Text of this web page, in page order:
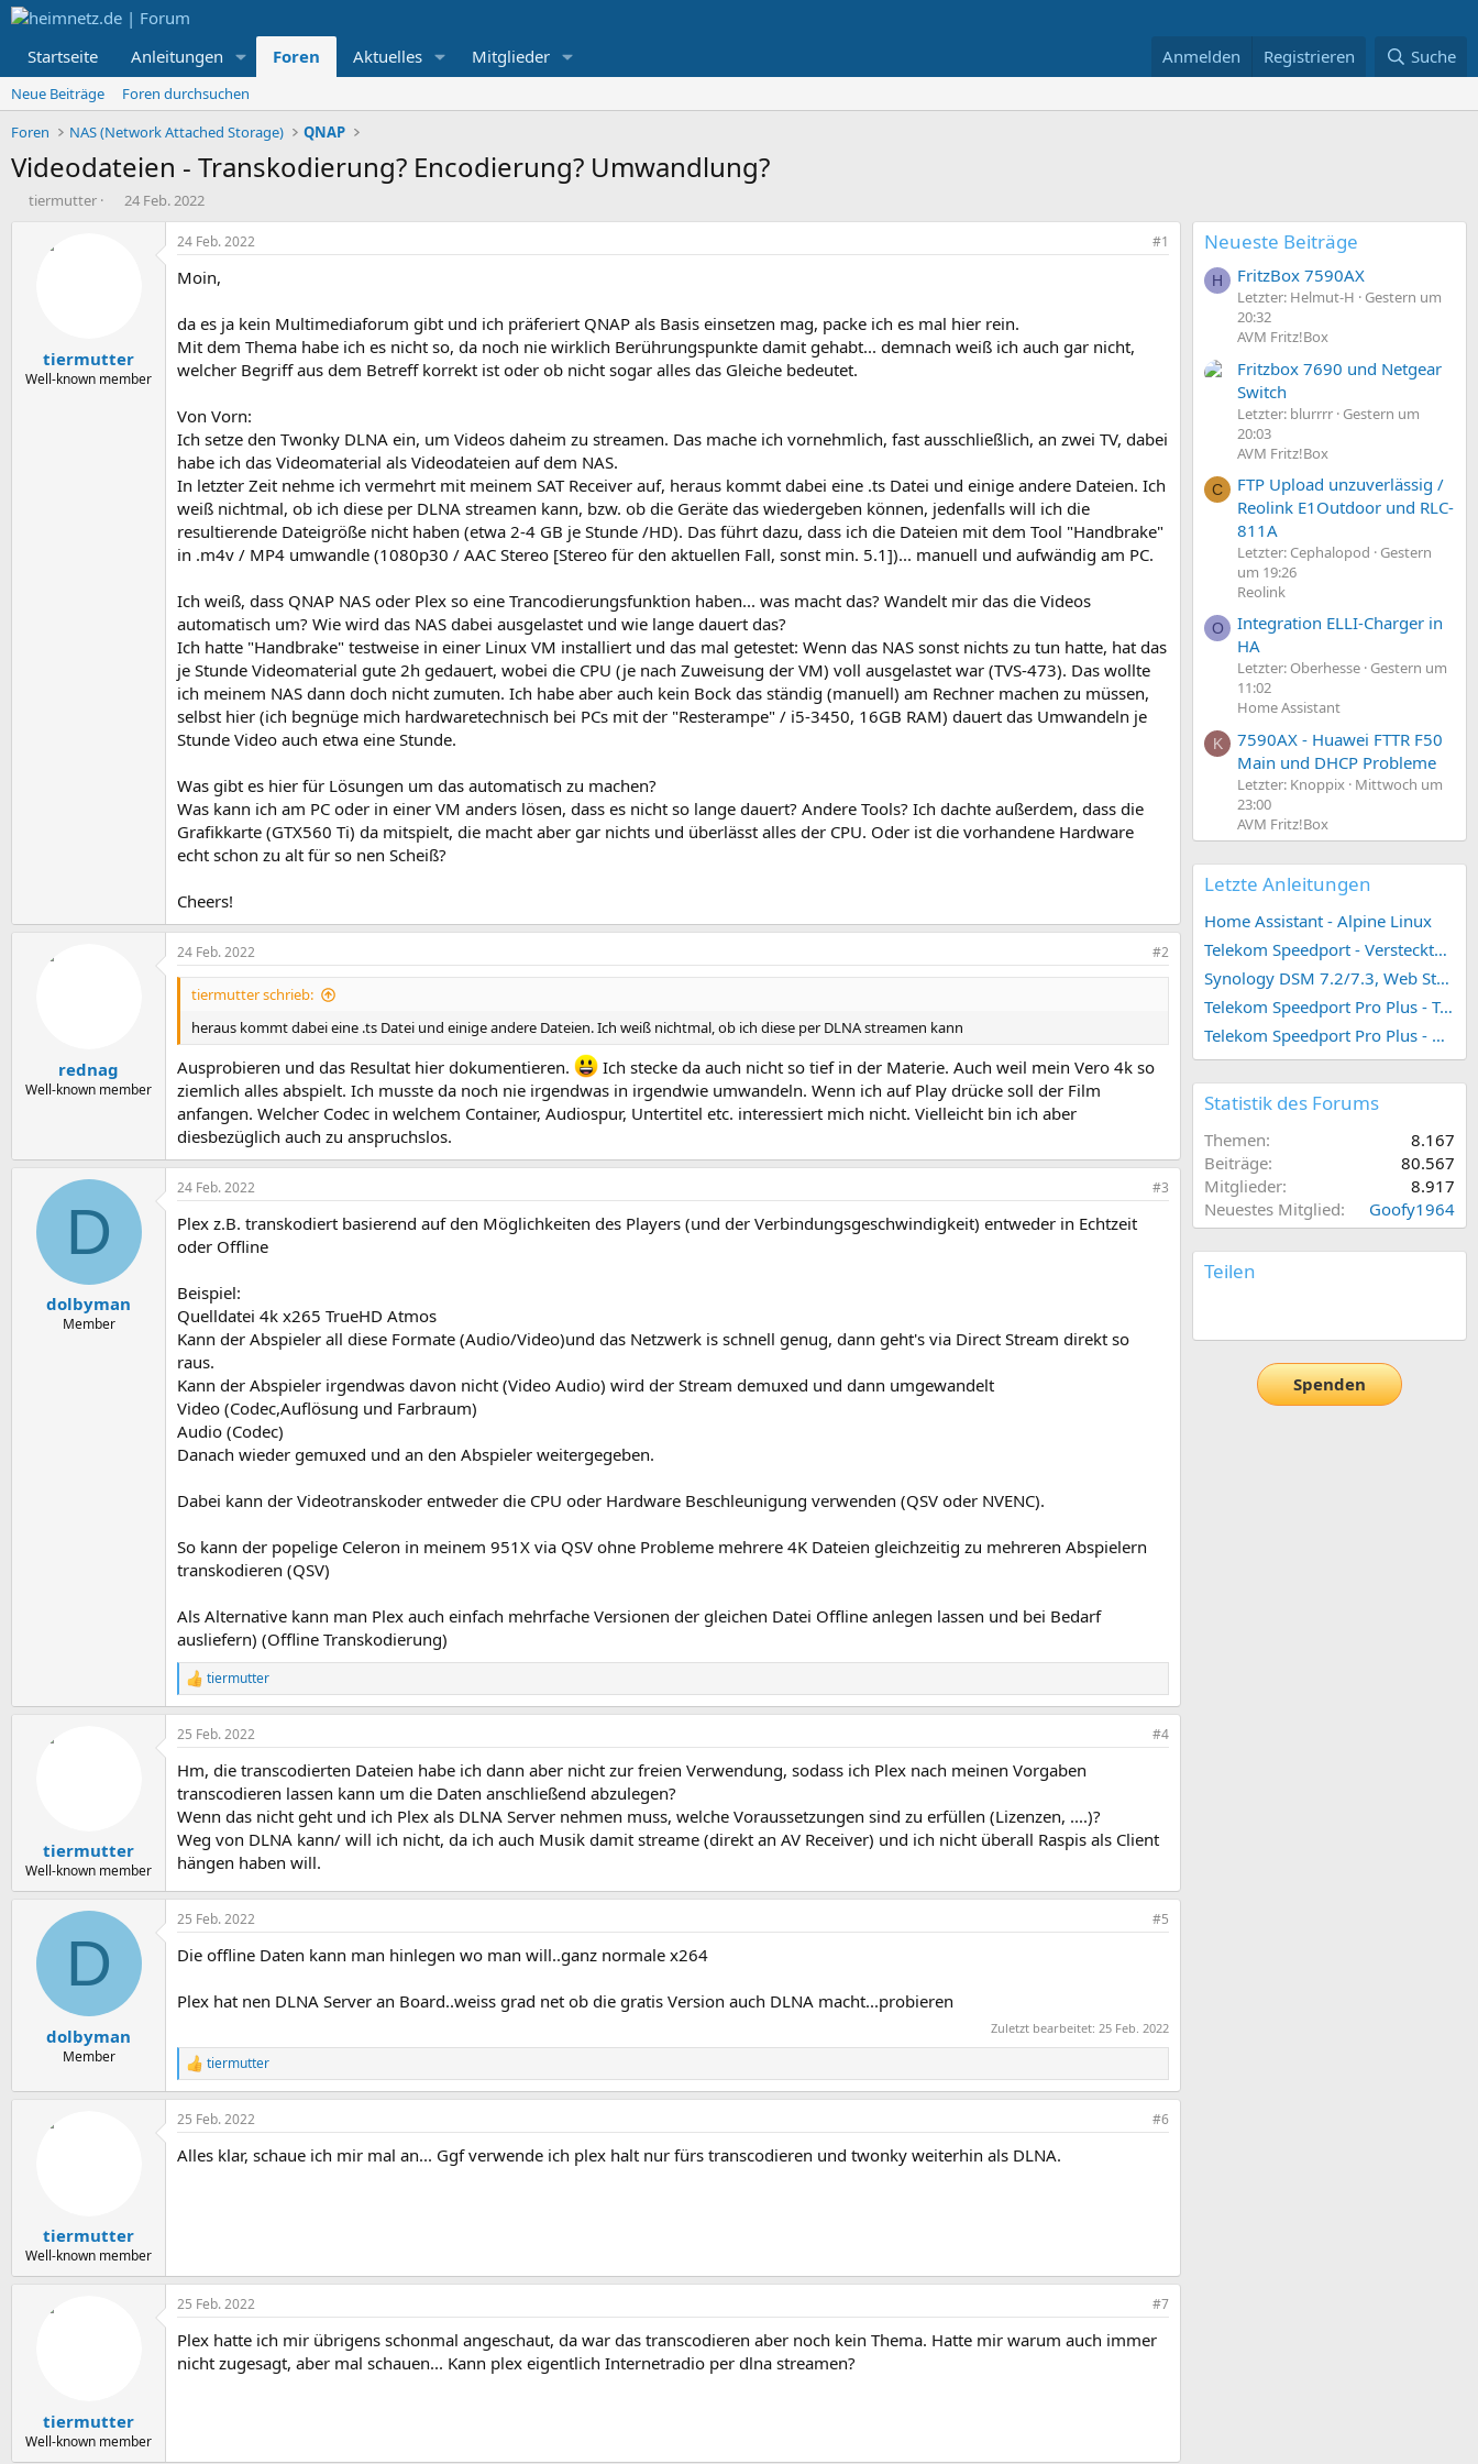
Startseite Anleitungen Foren Aktuelles Mitglieder Anmelden Registrieren Suche
Neue Beiträge
Foren durchsuchen
Foren
NAS (Network Attached Storage) QNAP
Videodateien - Transkodierung? Encodierung? Umwandlung?
E
tiermutter
E
a
m
24 Feb. 2022
tiermutter
Well-known member
24 Feb. 2022 #1
Moin,
da es ja kein Multimediaforum gibt und ich präferiert QNAP als Basis einsetzen mag, packe ich es mal hier rein.
Mit dem Thema habe ich es nicht so, da noch nie wirklich Berührungspunkte damit gehabt... demnach weiß ich auch gar nicht,
welcher Begriff aus dem Betreff korrekt ist oder ob nicht sogar alles das Gleiche bedeutet.
Von Vorn:
Ich setze den Twonky DLNA ein, um Videos daheim zu streamen. Das mache ich vornehmlich, fast ausschließlich, an zwei TV, dabei
habe ich das Videomaterial als Videodateien auf dem NAS.
In letzter Zeit nehme ich vermehrt mit meinem SAT Receiver auf, heraus kommt dabei eine .ts Datei und einige andere Dateien. Ich
weiß nichtmal, ob ich diese per DLNA streamen kann, bzw. ob die Geräte das wiedergeben können, jedenfalls will ich die
resultierende Dateigröße nicht haben (etwa 2-4 GB je Stunde /HD). Das führt dazu, dass ich die Dateien mit dem Tool "Handbrake"
in .m4v / MP4 umwandle (1080p30 / AAC Stereo [Stereo für den aktuellen Fall, sonst min. 5.1])... manuell und aufwändig am PC.
Ich weiß, dass QNAP NAS oder Plex so eine Trancodierungsfunktion haben... was macht das? Wandelt mir das die Videos
automatisch um? Wie wird das NAS dabei ausgelastet und wie lange dauert das?
Ich hatte "Handbrake" testweise in einer Linux VM installiert und das mal getestet: Wenn das NAS sonst nichts zu tun hatte, hat das
je Stunde Videomaterial gute 2h gedauert, wobei die CPU (je nach Zuweisung der VM) voll ausgelastet war (TVS-473). Das wollte
ich meinem NAS dann doch nicht zumuten. Ich habe aber auch kein Bock das ständig (manuell) am Rechner machen zu müssen,
selbst hier (ich begnüge mich hardwaretechnisch bei PCs mit der "Resterampe" / i5-3450, 16GB RAM) dauert das Umwandeln je
Stunde Video auch etwa eine Stunde.
Was gibt es hier für Lösungen um das automatisch zu machen?
Was kann ich am PC oder in einer VM anders lösen, dass es nicht so lange dauert? Andere Tools? Ich dachte außerdem, dass die
Grafikkarte (GTX560 Ti) da mitspielt, die macht aber gar nichts und überlässt alles der CPU. Oder ist die vorhandene Hardware
echt schon zu alt für so nen Scheiß?
Cheers!
rednag
Well-known member
24 Feb. 2022 #2
tiermutter schrieb:
heraus kommt dabei eine .ts Datei und einige andere Dateien. Ich weiß nichtmal, ob ich diese per DLNA streamen kann
Ausprobieren und das Resultat hier dokumentieren.
Ich stecke da auch nicht so tief in der Materie. Auch weil mein Vero 4k so
ziemlich alles abspielt. Ich musste da noch nie irgendwas in irgendwie umwandeln. Wenn ich auf Play drücke soll der Film
anfangen. Welcher Codec in welchem Container, Audiospur, Untertitel etc. interessiert mich nicht. Vielleicht bin ich aber
diesbezüglich auch zu anspruchslos.
D
dolbyman
Member
24 Feb. 2022 #3
Plex z.B. transkodiert basierend auf den Möglichkeiten des Players (und der Verbindungsgeschwindigkeit) entweder in Echtzeit
oder Offline
Beispiel:
Quelldatei 4k x265 TrueHD Atmos
Kann der Abspieler all diese Formate (Audio/Video)und das Netzwerk is schnell genug, dann geht's via Direct Stream direkt so
raus.
Kann der Abspieler irgendwas davon nicht (Video Audio) wird der Stream demuxed und dann umgewandelt
Video (Codec,Auflösung und Farbraum)
Audio (Codec)
Danach wieder gemuxed und an den Abspieler weitergegeben.
Dabei kann der Videotranskoder entweder die CPU oder Hardware Beschleunigung verwenden (QSV oder NVENC).
So kann der popelige Celeron in meinem 951X via QSV ohne Probleme mehrere 4K Dateien gleichzeitig zu mehreren Abspielern
transkodieren (QSV)
Als Alternative kann man Plex auch einfach mehrfache Versionen der gleichen Datei Offline anlegen lassen und bei Bedarf
ausliefern) (Offline Transkodierung)
R
e
a
k
i
o
n
e
n
:
tiermutter
tiermutter
Well-known member
25 Feb. 2022 #4
Hm, die transcodierten Dateien habe ich dann aber nicht zur freien Verwendung, sodass ich Plex nach meinen Vorgaben
transcodieren lassen kann um die Daten anschließend abzulegen?
Wenn das nicht geht und ich Plex als DLNA Server nehmen muss, welche Voraussetzungen sind zu erfüllen (Lizenzen, ....)?
Weg von DLNA kann/ will ich nicht, da ich auch Musik damit streame (direkt an AV Receiver) und ich nicht überall Raspis als Client
hängen haben will.
D
dolbyman
Member
25 Feb. 2022 #5
Die offline Daten kann man hinlegen wo man will..ganz normale x264
Plex hat nen DLNA Server an Board..weiss grad net ob die gratis Version auch DLNA macht...probieren
Zuletzt bearbeitet: 25 Feb. 2022
R
e
a
k
i
tiermutter
tiermutter
Well-known member
25 Feb. 2022 #6
Alles klar, schaue ich mir mal an... Ggf verwende ich plex halt nur fürs transcodieren und twonky weiterhin als DLNA.
tiermutter
Well-known member
25 Feb. 2022 #7
Plex hatte ich mir übrigens schonmal angeschaut, da war das transcodieren aber noch kein Thema. Hatte mir warum auch immer
nicht zugesagt, aber mal schauen... Kann plex eigentlich Internetradio per dlna streamen?
Neueste Beiträge
H FritzBox 7590AX
Letzter: Helmut-H
Gestern um
20:32
AVM Fritz!Box
Fritzbox 7690 und Netgear
Switch
Letzter: blurrrr Gestern um
20:03
AVM Fritz!Box
C
FTP Upload unzuverlässig /
Reolink E1Outdoor und RLC-
811A
Letzter: Cephalopod
Gestern
um 19:26
Reolink
O
Integration ELLI-Charger in
HA
Letzter: Oberhesse Gestern um
11:02
Home Assistant
K
7590AX - Huawei FTTR F50
Main und DHCP Probleme
Letzter: Knoppix
Mittwoch um
23:00
AVM Fritz!Box
Letzte Anleitungen
Home Assistant - Alpine Linux
Telekom Speedport - Versteckte Konfigurationen
Synology DSM 7.2/7.3, Web Station 4, Webdienst und Webportal erstellen (ehemals vHost)
Telekom Speedport Pro Plus - Telefonie einrichten
Telekom Speedport Pro Plus - Netzwerk einrichten
Statistik des Forums
Themen
8.167
Beiträge
80.567
Mitglieder
8.917
Neuestes Mitglied
Goofy1964
Teilen
Spenden